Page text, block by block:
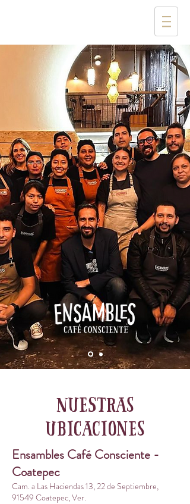
nuestras
ubicaciones
Ensambles Café Consciente -
Coatepec
Cam. a Las Haciendas 13, 22 de Septiembre,
91549 Coatepec, Ver.